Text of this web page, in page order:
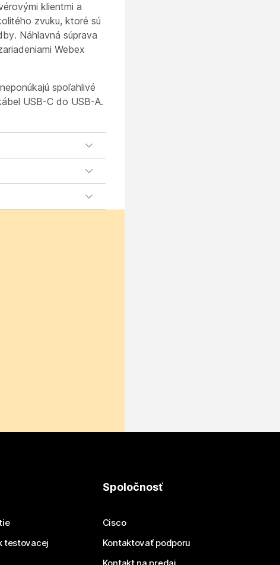
klientmi a
zvuku, ktoré sú
Náhlavná súprava
Webex
spoľahlivé
USB-C do USB-A.
testovacej
Spoločnosť
Cisco
Kontaktovať podporu